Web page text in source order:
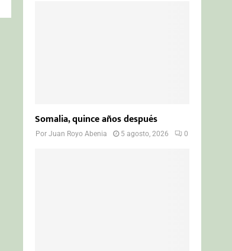
Somalia, quince años después
PorJuan Royo Abenia 5 agosto, 2026 0